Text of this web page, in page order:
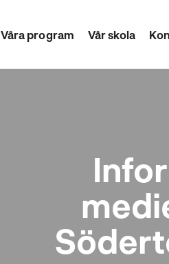
Våra program
Vår skola